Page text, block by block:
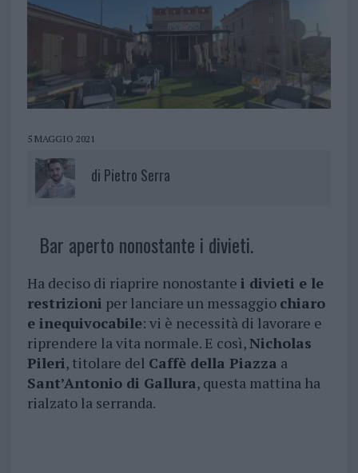
5 MAGGIO 2021
di Pietro Serra
Bar aperto nonostante i divieti.
Ha deciso di riaprire nonostante i divieti e le
restrizioni per lanciare un messaggio chiaro
e inequivocabile: vi è necessità di lavorare e
riprendere la vita normale. E così,Nicholas
Pileri, titolare del Caffè della Piazza a
Sant’Antonio di Gallura, questa mattina ha
rialzato la serranda.